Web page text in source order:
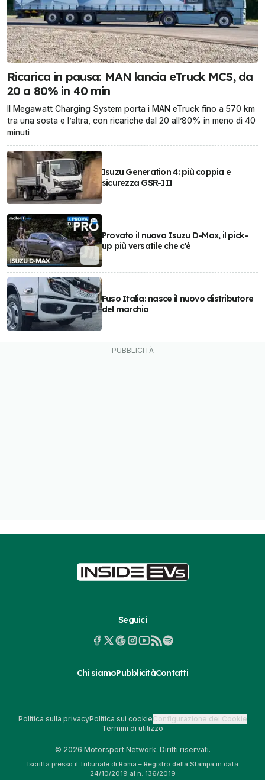
Ricarica in pausa: MAN lancia eTruck MCS, da
20 a 80% in 40 min
Il Megawatt Charging System porta i MAN eTruck fino a 570 km
tra una sosta e l’altra, con ricariche dal 20 all’80% in meno di 40
minuti
Isuzu Generation 4: più coppia e
sicurezza GSR-III
Provato il nuovo Isuzu D-Max, il pick-
up più versatile che c'è
Fuso Italia: nasce il nuovo distributore
del marchio
Seguici
Chi siamoPubblicitàContatti
Politica sulla privacyPolitica sui cookieConfigurazione dei Cookie
Termini di utilizzo
© 2026 Motorsport Network. Diritti riservati.
Iscritta presso il Tribunale di Roma – Registro della Stampa in data
24/10/2019 al n. 136/2019